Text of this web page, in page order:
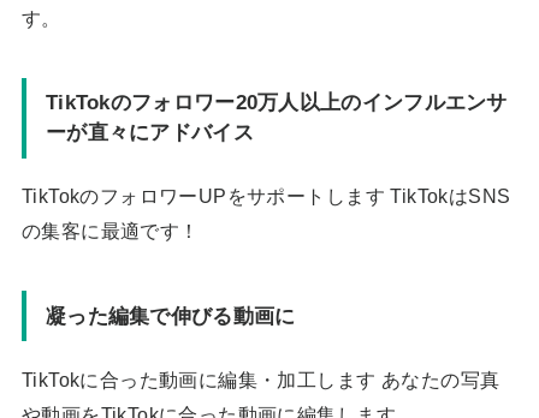
す。
TikTokのフォロワー20万人以上のインフルエンサ
ーが直々にアドバイス
TikTokのフォロワーUPをサポートします TikTokはSNS
の集客に最適です！
凝った編集で伸びる動画に
TikTokに合った動画に編集・加工します あなたの写真